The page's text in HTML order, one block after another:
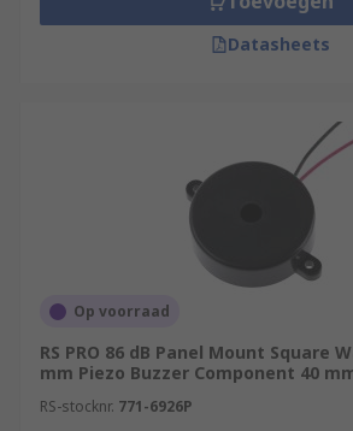
Datasheets
Op voorraad
RS PRO 86 dB Panel Mount Square
mm Piezo Buzzer Component 40
RS-stocknr. 771-6926P